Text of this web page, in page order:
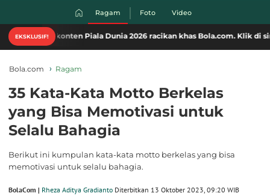
Ragam Foto Video
EKSKLUSIF!
Piala Dunia 2026 racikan khas Bola.com. Klik di sini!
Bola.com Ragam
35 Kata-Kata Motto Berkelas
yang Bisa Memotivasi untuk
Selalu Bahagia
Berikut ini kumpulan kata-kata motto berkelas yang bisa
memotivasi untuk selalu bahagia.
BolaCom | Rheza Aditya Gradianto Diterbitkan 13 Oktober 2023, 09:20 WIB